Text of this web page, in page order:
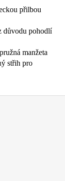
přilbou
důvodu pohodlí
manžeta
střih pro